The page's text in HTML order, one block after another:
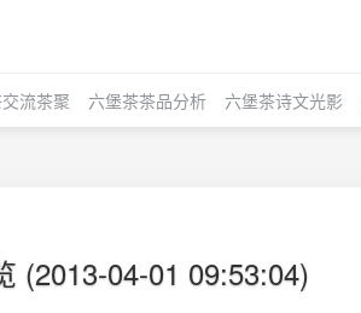
流茶聚 六堡茶茶品分析 六堡茶诗文光影
(2013-04-01 09:53:04)